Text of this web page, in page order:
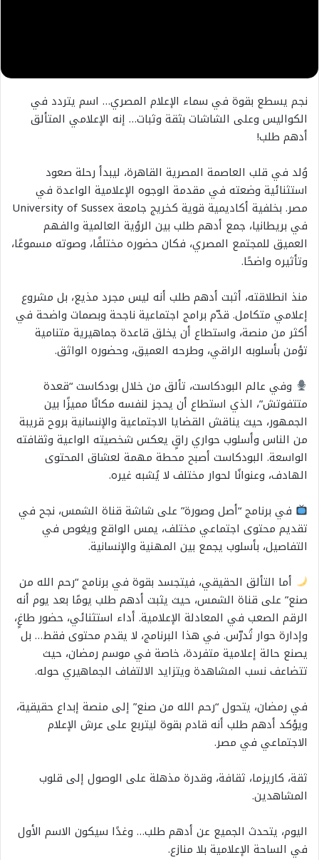
نجم يسطع بقوة في سماء الإعلام المصري… اسم يتردد في
الكواليس وعلى الشاشات بثقة وثبات… إنه الإعلامي المتألق
أدهم طلب!
وُلد في قلب العاصمة المصرية القاهرة، ليبدأ رحلة صعود
استثنائية وضعته في مقدمة الوجوه الإعلامية الواعدة في
مصر. بخلفية أكاديمية قوية كخريج جامعة University of Sussex
في بريطانيا، جمع أدهم طلب بين الرؤية العالمية والفهم
العميق للمجتمع المصري، فكان حضوره مختلفًا، وصوته مسموعًا،
وتأثيره واضحًا.
منذ انطلاقته، أثبت أدهم طلب أنه ليس مجرد مذيع، بل مشروع
إعلامي متكامل. قدّم برامج اجتماعية ناجحة وبصمات واضحة في
أكثر من منصة، واستطاع أن يخلق قاعدة جماهيرية متنامية
تؤمن بأسلوبه الراقي، وطرحه العميق، وحضوره الواثق.
وفي عالم البودكاست، تألق من خلال بودكاست “قعدة
متتفوتش”، الذي استطاع أن يحجز لنفسه مكانًا مميزًا بين
الجمهور، حيث يناقش القضايا الاجتماعية والإنسانية بروح قريبة
من الناس وأسلوب حواري راقٍ يعكس شخصيته الواعية وثقافته
الواسعة. البودكاست أصبح محطة مهمة لعشاق المحتوى
الهادف، وعنوانًا لحوار مختلف لا يُشبه غيره.
في برنامج “أصل وصورة” على شاشة قناة الشمس، نجح في
تقديم محتوى اجتماعي مختلف، يمس الواقع ويغوص في
التفاصيل، بأسلوب يجمع بين المهنية والإنسانية.
أما التألق الحقيقي، فيتجسد بقوة في برنامج “رحم الله من
صنع” على قناة الشمس، حيث يثبت أدهم طلب يومًا بعد يوم أنه
الرقم الصعب في المعادلة الإعلامية. أداء استثنائي، حضور طاغٍ،
وإدارة حوار تُدرّس. في هذا البرنامج، لا يقدم محتوى فقط… بل
يصنع حالة إعلامية متفردة، خاصة في موسم رمضان، حيث
تتضاعف نسب المشاهدة ويتزايد الالتفاف الجماهيري حوله.
في رمضان، يتحول “رحم الله من صنع” إلى منصة إبداع حقيقية،
ويؤكد أدهم طلب أنه قادم بقوة ليتربع على عرش الإعلام
الاجتماعي في مصر.
ثقة، كاريزما، ثقافة، وقدرة مذهلة على الوصول إلى قلوب
المشاهدين.
اليوم، يتحدث الجميع عن أدهم طلب… وغدًا سيكون الاسم الأول
في الساحة الإعلامية بلا منازع.